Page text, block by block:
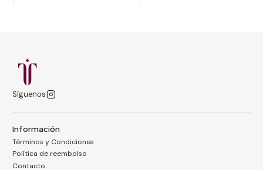
Síguenos
Información
Términos y Condiciones
Política de reembolso
Contacto